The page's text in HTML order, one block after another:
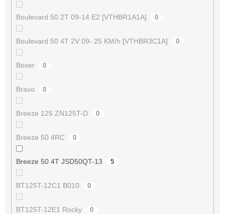
Boulevard 50 2T 09-14 E2 [VTHBR1A1A] 0
Boulevard 50 4T 2V 09- 25 KM/h [VTHBR3C1A] 0
Boxer 0
Bravo 0
Breeze 125 ZN125T-D 0
Breeze 50 4RC 0
Breeze 50 4T JSD50QT-13 5
BT125T-12C1 B010 0
BT125T-12E1 Rocky 0